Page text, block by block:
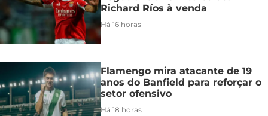
Richard Ríos à venda
Há 16 horas
Flamengo mira atacante de 19
anos do Banfield para reforçar o
setor ofensivo
Há 18 horas